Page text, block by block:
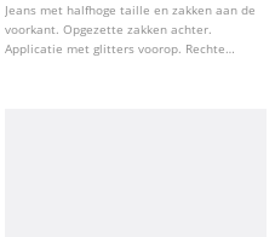
Jeans met halfhoge taille en zakken aan de
voorkant. Opgezette zakken achter.
Applicatie met glitters voorop. Rechte